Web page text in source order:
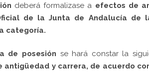
deberá formalizase a efectos de
de la Junta de Andalucía de
categoría.
de posesión se hará constar la
antigüedad y carrera, de acuerdo